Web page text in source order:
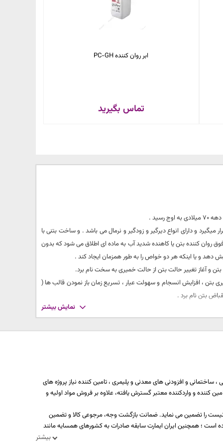
ابر روان کننده PC-GH
تماس بگیرید
میگیرد و دارای انواع دیرگیر و زودگیر و نرمال می باشد . و ساخت بتنی با
روان کننده بتن یا کاهنده شدید آب به ماده ای اطلاق می شود که بدون
دهد و یا اینکه هر دو خواص را به طور همزمان ایجاد کند .
و آغاز تغییر حالت بتن از حالت خمیری به سخت نام برد.
بتن ،‌کاهش نسبت آب به سیمان تا 25٪ ‌افزایش مقاومت فشاری و نفوذ ناپذیری بتن ، افزایش انسجام و سهولت عیار ، تسریع زمان باز نمودن قالب ها (
بتن نام برد .
می تواند این امکان را ایجاد کند که از سنگدانه های بازیافتی بتن
این هزینه با هزینه افزودنی بتن فوق روان کننده بتن جایگزین شود
ها و سایر محصولات مورد نیاز برای ساخت بتن نماییم . ازجمله مزایای
ماده افزودنی برای ساخت بتن میکروسیلیسی فوق روان کننده نفتالینی
نمایش بیشتر
بیشتر
و افزودنی های معدنی و پلیمری ، تامین کننده نیاز پروژه های
از یکصد تولید کننده، تامین کننده و واردکننده معتبر گسترش یافته، علاوه بر فروش مواد اولیه و
نیست را تضمین می نماید. ضمانت بازگشت وجه، مرجوعی کالا و تضمین
است ؛ همچنین ایران ایمارت سابقه صادرات به کشورهای همسایه مانند